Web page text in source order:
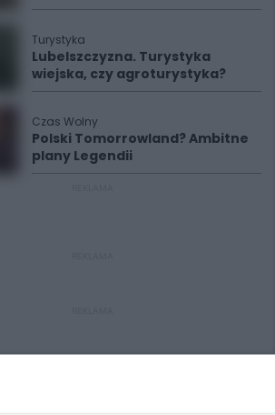
Turystyka
Lubelszczyzna. Turystyka
wiejska, czy agroturystyka?
Czas Wolny
Polski Tomorrowland? Ambitne
plany Legendii